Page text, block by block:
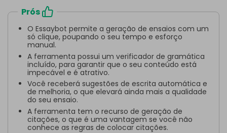
Prós
O Essaybot permite a geração de ensaios com um
só clique, poupando o seu tempo e esforço
manual.
A ferramenta possui um verificador de gramática
incluído, para garantir que o seu conteúdo está
impecável e é atrativo.
Você receberá sugestões de escrita automática e
de melhoria, o que elevará ainda mais a qualidade
do seu ensaio.
A ferramenta tem o recurso de geração de
citações, o que é uma vantagem se você não
conhece as regras de colocar citações.